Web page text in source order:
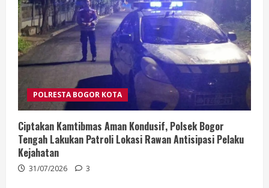
POLRESTA BOGOR KOTA
Ciptakan Kamtibmas Aman Kondusif, Polsek Bogor
Tengah Lakukan Patroli Lokasi Rawan Antisipasi Pelaku
Kejahatan
31/07/2026 3